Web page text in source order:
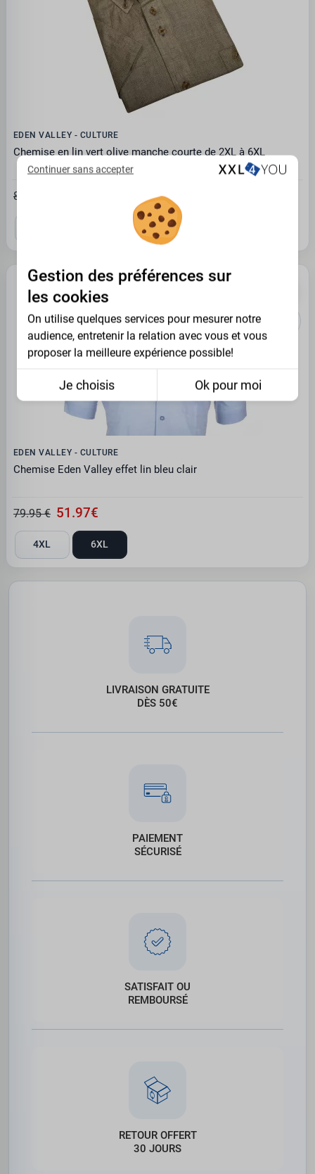
EDEN VALLEY - CULTURE
Chemise en lin vert olive manche courte de 2XL à 6XL
84.95 €
6XL
EDEN VALLEY - CULTURE
Chemise Eden Valley effet lin bleu clair
79.95 € 51.97€
4XL 6XL
LIVRAISON GRATUITE
DÈS 50€
PAIEMENT
SÉCURISÉ
SATISFAIT OU
REMBOURSÉ
RETOUR OFFERT
30 JOURS
Continuer sans accepter
Gestion des préférences sur
les cookies
On utilise quelques services pour mesurer notre
audience, entretenir la relation avec vous et vous
proposer la meilleure expérience possible!
Je choisis Ok pour moi